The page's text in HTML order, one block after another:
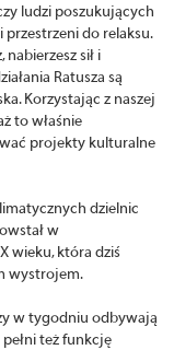
ludzi poszukujących
do relaksu.
sił i
Ratusza są
Korzystając z naszej
to właśnie
projekty kulturalne
dzielnic
w
wieku, która dziś
wystrojem.
w tygodniu odbywają
też funkcję